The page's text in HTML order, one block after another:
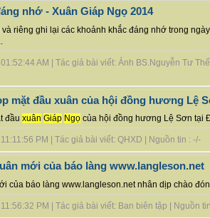
nhớ - Xuân Giáp Ngọ 2014
riêng ghi lại các khoảnh khắc đáng nhớ trong
AM | Tác giả bài viết: Ảnh BS.Nguyễn Tư
mặt đầu xuân của hội đồng hương Lệ
đầu xuân Giáp Ngọ của hội đồng hương Lệ Sơn tại
PM | Tác giả bài viết: QHXD | Nguồn tin : -/-
mới của báo làng www.langleson.net
của báo làng www.langleson.net nhân dịp chào
PM | Tác giả bài viết: Ban biên tập | Nguồn